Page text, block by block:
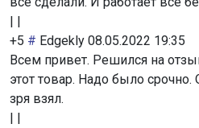
| |
+5 # Edgekly 08.05.2022 19:35
Всем привет. Решился на
этот товар. Надо было срочно.
зря взял.
| |